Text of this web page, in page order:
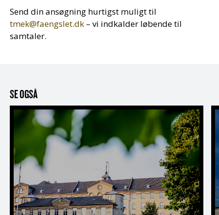
Send din ansøgning hurtigst muligt til
tmek@faengslet.dk – vi indkalder løbende til
samtaler.
SE OGSÅ
FÆNSGLETs historie